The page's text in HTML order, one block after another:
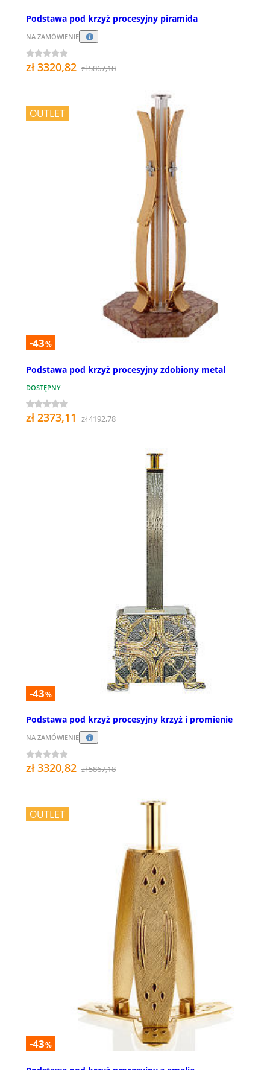
Podstawa pod krzyż procesyjny piramida
NA ZAMÓWIENIE
zł 3320,82 zł 5867,18
OUTLET
-43%
Podstawa pod krzyż procesyjny zdobiony metal
DOSTĘPNY
zł 2373,11 zł 4192,78
-43%
Podstawa pod krzyż procesyjny krzyż i promienie
NA ZAMÓWIENIE
zł 3320,82 zł 5867,18
OUTLET
-43%